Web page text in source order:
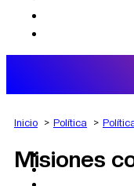
AGRO
DEPORTES
Inicio Política
Misiones